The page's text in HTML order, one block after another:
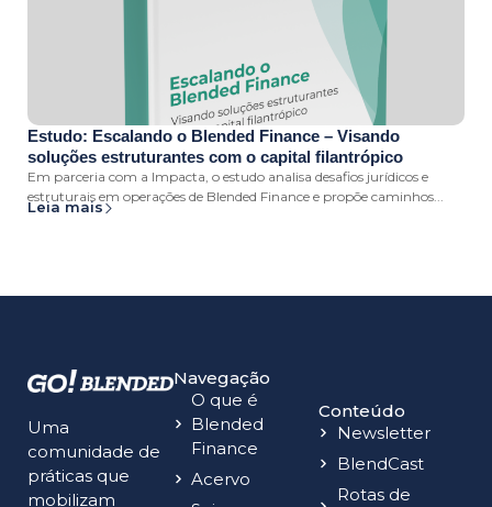
Estudo: Escalando o Blended Finance – Visando
soluções estruturantes com o capital filantrópico
Em parceria com a Impacta, o estudo analisa desafios jurídicos e
estruturais em operações de Blended Finance e propõe caminhos...
Leia mais
Uma
comunidade de
práticas que
mobilizam
Navegação
O que é
Blended
Finance
Acervo
Conteúdo
Newsletter
BlendCast
Rotas de